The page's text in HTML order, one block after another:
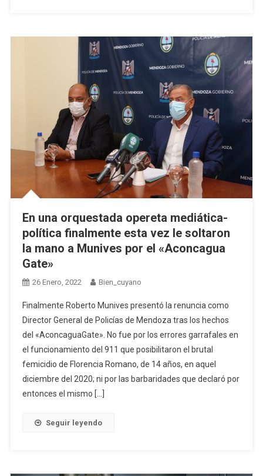
En una orquestada opereta mediática-
política finalmente esta vez le soltaron
la mano a Munives por el «Aconcagua
Gate»
26 Enero, 2022 Bien_cuyano
Finalmente Roberto Munives presentó la renuncia como
Director General de Policías de Mendoza tras los hechos
del «AconcaguaGate». No fue por los errores garrafales en
el funcionamiento del 911 que posibilitaron el brutal
femicidio de Florencia Romano, de 14 años, en aquel
diciembre del 2020; ni por las barbaridades que declaró por
entonces el mismo […]
Seguir leyendo